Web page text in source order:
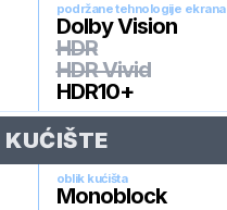
podržane tehnologije ekrana
Dolby Vision
HDR
HDR Vivid
HDR10+
KUĆIŠTE
oblik kućišta
Monoblock